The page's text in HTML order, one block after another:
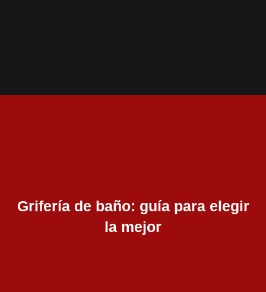
Grifería de baño: guía para elegir
la mejor